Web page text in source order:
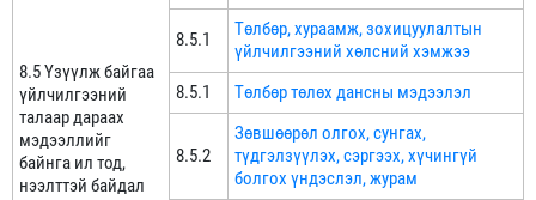
8.5 Үзүүлж байгаа
үйлчилгээний
талаар дараах
мэдээллийг
байнга ил тод,
нээлттэй байдал
8.5.1
Төлбөр, хураамж, зохицуулалтын
үйлчилгээний хөлсний хэмжээ
8.5.1
Төлбөр төлөх дансны мэдээлэл
8.5.2
Зөвшөөрөл олгох, сунгах,
түдгэлзүүлэх, сэргээх, хүчингүй
болгох үндэслэл, журам